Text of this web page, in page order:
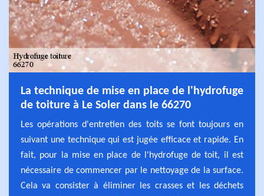
La technique de mise en place de l'hydrofuge
de toiture à Le Soler dans le 66270
Les opérations d'entretien des toits se font toujours en
suivant une technique qui est jugée efficace et rapide. En
fait, pour la mise en place de l'hydrofuge de toit, il est
nécessaire de commencer par le nettoyage de la surface.
Cela va consister à éliminer les crasses et les déchets